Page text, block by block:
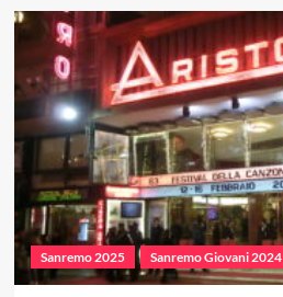
Die
Lieder
Sanremo-
Festivals
2025
Sanremo 2025 Sanremo Giovani 2024